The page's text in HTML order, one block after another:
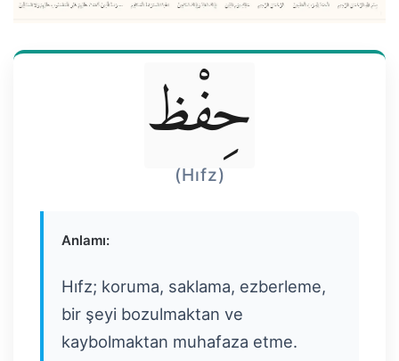
حِفْظ
(Hıfz)
Anlamı:
Hıfz; koruma, saklama, ezberleme,
bir şeyi bozulmaktan ve
kaybolmaktan muhafaza etme.